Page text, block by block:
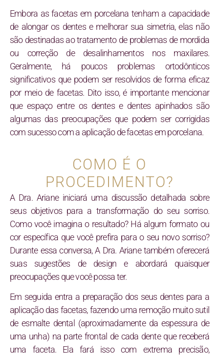
Embora as facetas em porcelana tenham a capacidade
de alongar os dentes e melhorar sua simetria, elas não
são destinadas ao tratamento de problemas de mordida
ou correção de desalinhamentos nos maxilares.
Geralmente, há poucos problemas ortodônticos
significativos que podem ser resolvidos de forma eficaz
por meio de facetas. Dito isso, é importante mencionar
que espaço entre os dentes e dentes apinhados são
algumas das preocupações que podem ser corrigidas
com sucesso com a aplicação de facetas em porcelana.
COMO É O
PROCEDIMENTO?
A Dra. Ariane iniciará uma discussão detalhada sobre
seus objetivos para a transformação do seu sorriso.
Como você imagina o resultado? Há algum formato ou
cor específica que você prefira para o seu novo sorriso?
Durante essa conversa, A Dra. Ariane também oferecerá
suas sugestões de design e abordará quaisquer
preocupações que você possa ter.
Em seguida entra a preparação dos seus dentes para a
aplicação das facetas, fazendo uma remoção muito sutil
de esmalte dental (aproximadamente da espessura de
uma unha) na parte frontal de cada dente que receberá
uma faceta. Ela fará isso com extrema precisão,